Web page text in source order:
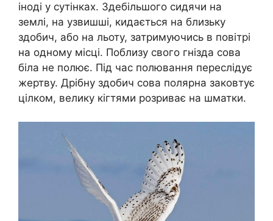
іноді у сутінках. Здебільшого сидячи на
землі, на узвишші, кидається на близьку
здобич, або на льоту, затримуючись в повітрі
на одному місці. Поблизу свого гнізда сова
біла не полює. Під час полювання переслідує
жертву. Дрібну здобич сова полярна заковтує
цілком, велику кігтями розриває на шматки.